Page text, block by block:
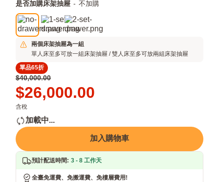
是否加購床架抽屜 - 不加購
兩個床架抽屜為一組
單人床至多可放一組床架抽屜 / 雙人床至多可放兩組床架抽屜
單品65折
原
價
$40,000.00
$40,000.00
Price
$26,000.00
$26,000.00
含稅
加載中...
加入購物車
預計配送時間: 3 - 8 工作天
全臺免運費、免搬運費、免樓層費用!